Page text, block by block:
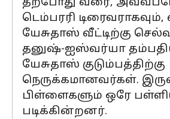
டெம்பரரி
யேசுதாஸ் வீட்டிற்கு
தனுஷ்-ஐஸ்வர்யா
யேசுதாஸ் குடும்பத்திற்கு
நெருக்கமானவர்கள்.
பிள்ளைகளும் ஒரே
படிக்கின்றனர்.